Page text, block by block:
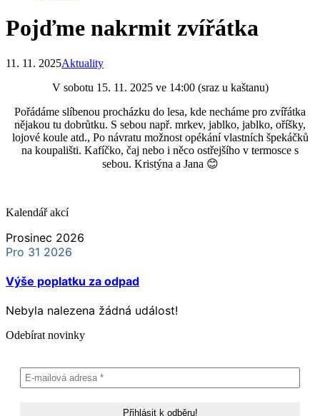
Pojďme nakrmit zvířátka
11. 11. 2025Aktuality
V sobotu 15. 11. 2025 ve 14:00 (sraz u kaštanu)
Pořádáme slíbenou procházku do lesa, kde necháme pro zvířátka
nějakou tu dobrůtku. S sebou např. mrkev, jablko, jablko, oříšky,
lojové koule atd., Po návratu možnost opékání vlastních špekáčků
na koupališti. Kafíčko, čaj nebo i něco ostřejšího v termosce s
sebou. Kristýna a Jana 😊
Kalendář akcí
Prosinec 2026
Pro 31 2026
Výše poplatku za odpad
Nebyla nalezena žádná událost!
Odebírat novinky